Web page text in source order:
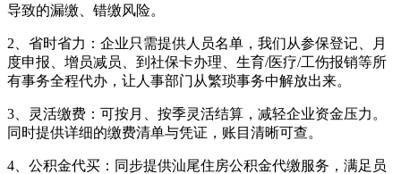
导致的漏缴、错缴风险。
2、省时省力：企业只需提供人员名单，我们从参保登记、月
度申报、增员减员、到社保卡办理、生育/医疗/工伤报销等所
有事务全程代办，让人事部门从繁琐事务中解放出来。
3、灵活缴费：可按月、按季灵活结算，减轻企业资金压力。
同时提供详细的缴费清单与凭证，账目清晰可查。
4、公积金代买：同步提供汕尾住房公积金代缴服务，满足员